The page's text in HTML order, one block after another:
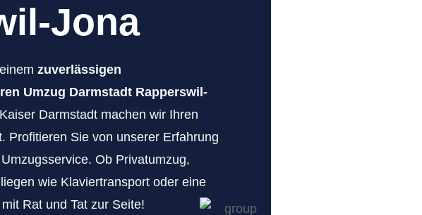
Jona
zuverlässigen
Umzug Darmstadt Rapperswil-
Darmstadt machen wir Ihren
Profitieren Sie von unserer Erfahrung
Ob Privatumzug,
wie Klaviertransport oder eine
Rat und Tat zur Seite!